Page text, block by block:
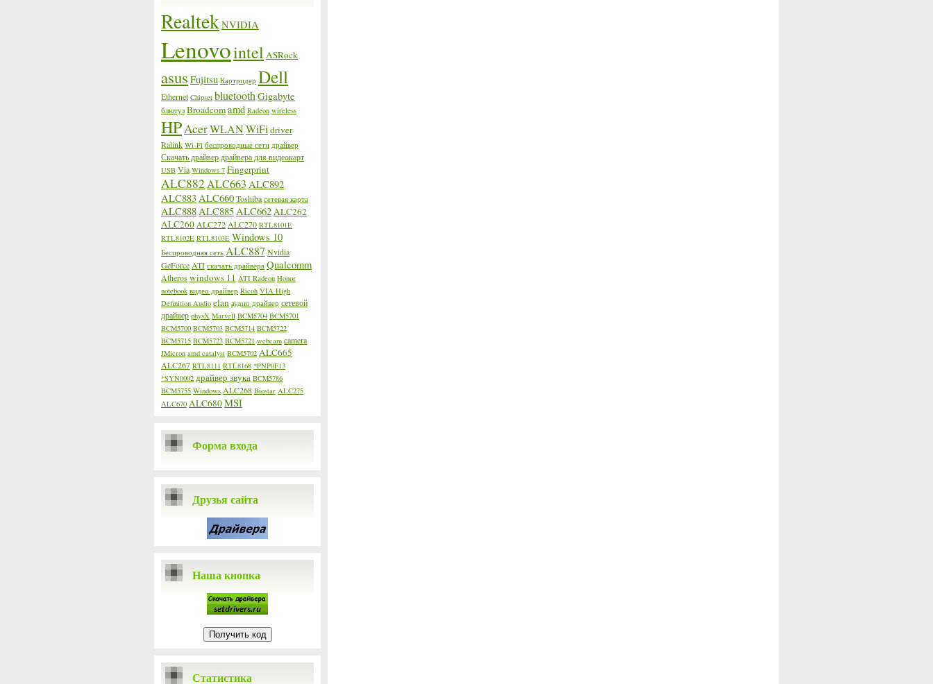
RealtekNVIDIA
Lenovointel ASRock
asus Fujitsu Картридер Dell
Ethernet Chipset bluetooth Gigabyte
блютуз Broadcomamd Radeon wireless
HPAcerWLANWiFi driver
Ralink Wi-Fi беспроводные сети драйвер
Скачать драйвер драйвера для видеокарт
USB Via Windows 7 Fingerprint
ALC882 ALC663 ALC892
ALC883ALC660Toshiba сетевая карта
ALC888ALC885ALC662ALC262
ALC260 ALC272 ALC270 RTL8101E
RTL8102E RTL8103E Windows 10
Беспроводная сеть ALC887 Nvidia
GeForce ATI скачать драйвера Qualcomm
Atheroswindows 11 ATI Radeon Honor
notebook видео драйвер Ricoh VIA High
Definition Audio elan аудио драйвер сетевой
драйвер physX Marvell BCM5704 BCM5701
BCM5700 BCM5703 BCM5714 BCM5722
BCM5715 BCM5723 BCM5721 webcam camera
JMicron amd catalyst BCM5702 ALC665
ALC267 RTL8111 RTL8168 *PNP0F13
*SYN0002 драйвер звука BCM5786
BCM5755 Windows ALC268 Biostar ALC275
ALC670 ALC680MSI
Форма входа
Друзья сайта
Наша кнопка
Статистика